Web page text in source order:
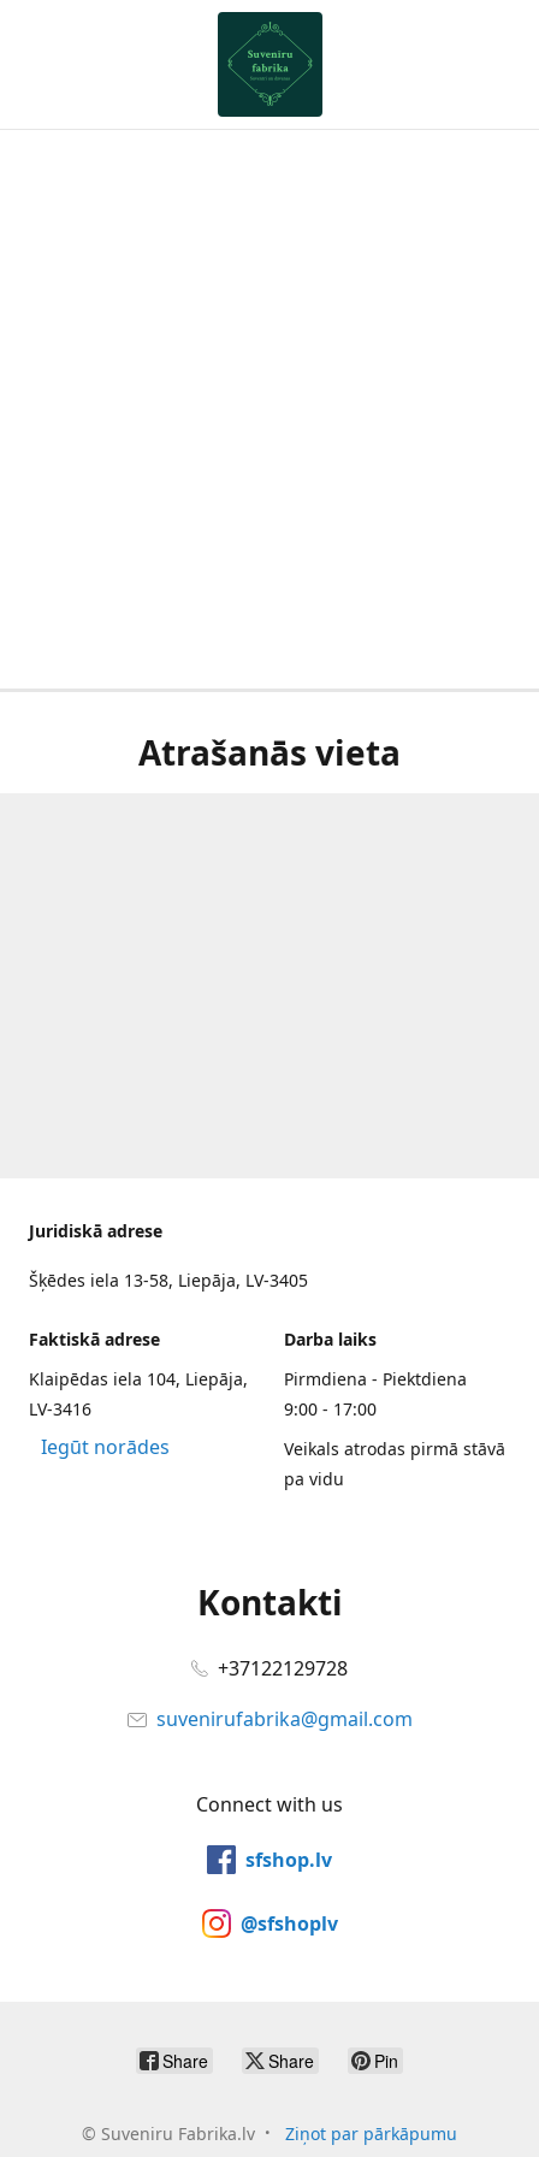
Atrašanās vieta
Juridiskā adrese
Šķēdes iela 13-58, Liepāja, LV-3405
Faktiskā adrese
Klaipēdas iela 104, Liepāja,
LV-3416
Iegūt norādes
Darba laiks
Pirmdiena - Piektdiena
9:00 - 17:00
Veikals atrodas pirmā stāvā
pa vidu
Kontakti
+37122129728
suvenirufabrika@gmail.com
Connect with us
sfshop.lv
@sfshoplv
Share Share Pin
© Suveniru Fabrika.lv Ziņot par pārkāpumu